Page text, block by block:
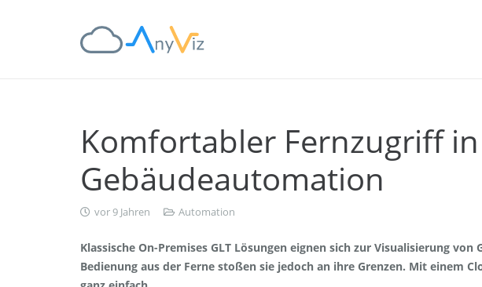
Komfortabler Fernzugriff
Gebäudeautomation
vor 9 Jahren Automation
Klassische On-Premises GLT Lösungen eignen sich zur Visualisierung von
Bedienung aus der Ferne stoßen sie jedoch an ihre Grenzen. Mit einem